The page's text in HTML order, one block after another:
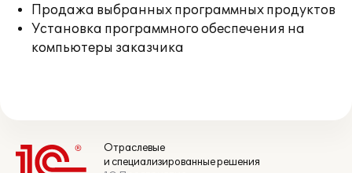
Продажа выбранных программных продуктов
Установка программного обеспечения на
компьютеры заказчика
Отраслевые
и специализированные решения